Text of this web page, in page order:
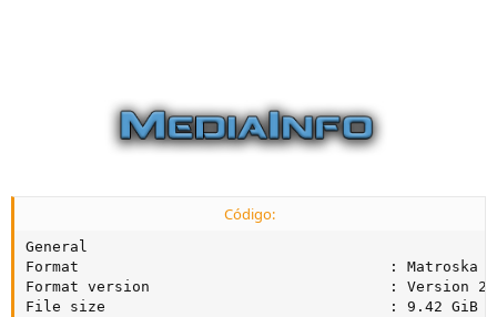
Código:
General
Format                                   : Matroska
Format version                           : Version 2
File size                                : 9.42 GiB